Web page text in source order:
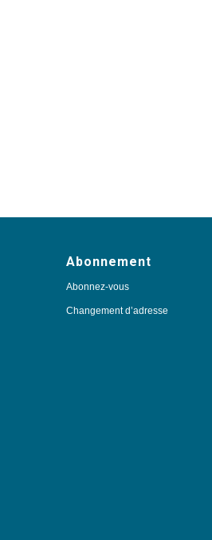
Abonnement
Abonnez-vous
Changement d’adresse